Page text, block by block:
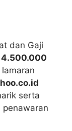
dan Gaji
4.500.000
serta
penawaran